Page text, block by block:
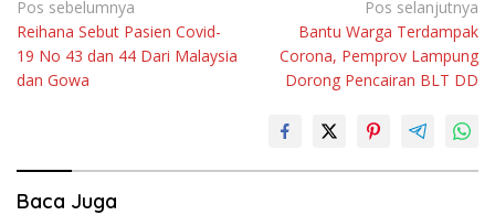
Navigasi
pos
Pos sebelumnya
Reihana Sebut Pasien Covid-
19 No 43 dan 44 Dari Malaysia
dan Gowa
Pos selanjutnya
Bantu Warga Terdampak
Corona, Pemprov Lampung
Dorong Pencairan BLT DD
Baca Juga